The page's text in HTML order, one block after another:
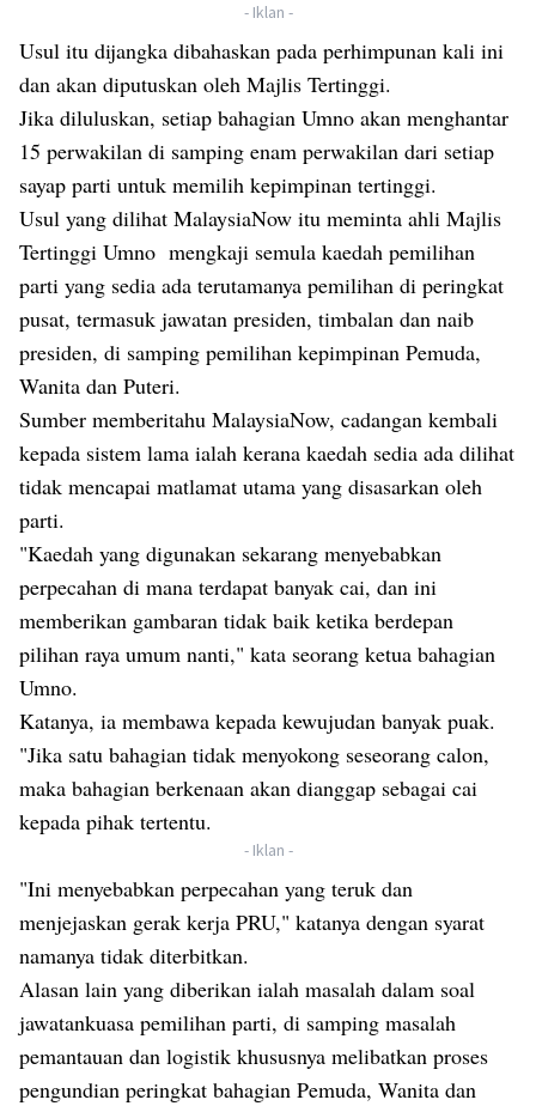
- Iklan -
Usul itu dijangka dibahaskan pada perhimpunan kali ini
dan akan diputuskan oleh Majlis Tertinggi.
Jika diluluskan, setiap bahagian Umno akan menghantar
15 perwakilan di samping enam perwakilan dari setiap
sayap parti untuk memilih kepimpinan tertinggi.
Usul yang dilihat MalaysiaNow itu meminta ahli Majlis
Tertinggi Umno mengkaji semula kaedah pemilihan
parti yang sedia ada terutamanya pemilihan di peringkat
pusat, termasuk jawatan presiden, timbalan dan naib
presiden, di samping pemilihan kepimpinan Pemuda,
Wanita dan Puteri.
Sumber memberitahu MalaysiaNow, cadangan kembali
kepada sistem lama ialah kerana kaedah sedia ada dilihat
tidak mencapai matlamat utama yang disasarkan oleh
parti.
"Kaedah yang digunakan sekarang menyebabkan
perpecahan di mana terdapat banyak cai, dan ini
memberikan gambaran tidak baik ketika berdepan
pilihan raya umum nanti," kata seorang ketua bahagian
Umno.
Katanya, ia membawa kepada kewujudan banyak puak.
"Jika satu bahagian tidak menyokong seseorang calon,
maka bahagian berkenaan akan dianggap sebagai cai
kepada pihak tertentu.
- Iklan -
"Ini menyebabkan perpecahan yang teruk dan
menjejaskan gerak kerja PRU," katanya dengan syarat
namanya tidak diterbitkan.
Alasan lain yang diberikan ialah masalah dalam soal
jawatankuasa pemilihan parti, di samping masalah
pemantauan dan logistik khususnya melibatkan proses
pengundian peringkat bahagian Pemuda, Wanita dan